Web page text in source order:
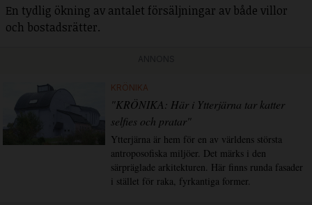
En tydlig ökning av antalet försäljningar av både villor
och bostadsrätter.
KRÖNIKA
"KRÖNIKA: Här i Ytterjärna tar katter
selfies och pratar"
Ytterjärna är hem för en av världens största
antroposofiska miljöer. Det märks i den
särpräglade arkitekturen. Här finns runda fasader
i stället för raka, fyrkantiga former.